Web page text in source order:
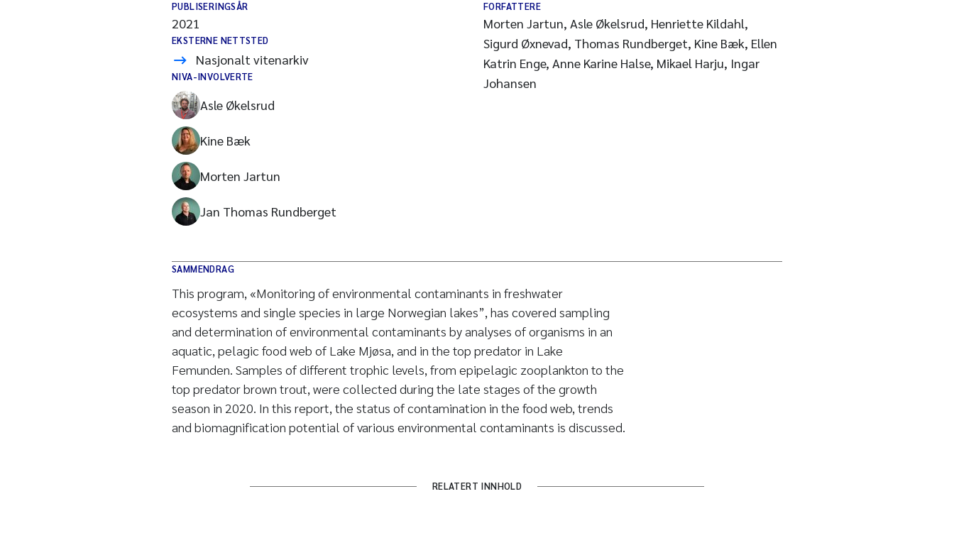
PUBLISERINGSÅR
2021
EKSTERNE NETTSTED
Nasjonalt vitenarkiv
NIVA-INVOLVERTE
Asle Økelsrud
Kine Bæk
Morten Jartun
Jan Thomas Rundberget
FORFATTERE
Morten Jartun, Asle Økelsrud, Henriette Kildahl,
Sigurd Øxnevad, Thomas Rundberget, Kine Bæk, Ellen
Katrin Enge, Anne Karine Halse, Mikael Harju, Ingar
Johansen
SAMMENDRAG
This program, «Monitoring of environmental contaminants in freshwater
ecosystems and single species in large Norwegian lakes”, has covered sampling
and determination of environmental contaminants by analyses of organisms in an
aquatic, pelagic food web of Lake Mjøsa, and in the top predator in Lake
Femunden. Samples of different trophic levels, from epipelagic zooplankton to the
top predator brown trout, were collected during the late stages of the growth
season in 2020. In this report, the status of contamination in the food web, trends
and biomagnification potential of various environmental contaminants is discussed.
RELATERT INNHOLD